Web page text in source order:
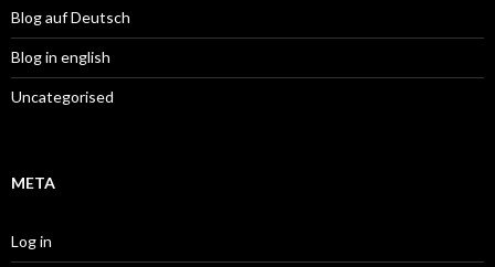
Blog auf Deutsch
Blog in english
Uncategorised
META
Log in